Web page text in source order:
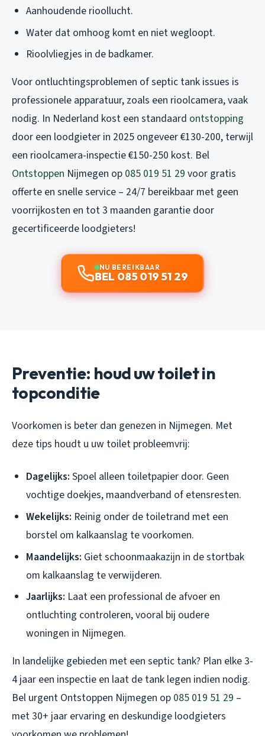
Aanhoudende rioollucht.
Water dat omhoog komt en niet wegloopt.
Rioolvliegjes in de badkamer.
Voor ontluchtingsproblemen of septic tank issues is
professionele apparatuur, zoals een rioolcamera, vaak
nodig. In Nederland kost een standaard ontstopping
door een loodgieter in 2025 ongeveer €130-200, terwijl
een rioolcamera-inspectie €150-250 kost. Bel
Ontstoppen Nijmegen op 085 019 51 29 voor gratis
offerte en snelle service – 24/7 bereikbaar met geen
voorrijkosten en tot 3 maanden garantie door
gecertificeerde loodgieters!
NU BEREIKBAAR
BEL 085 019 51 29
Preventie: houd uw toilet in
topconditie
Voorkomen is beter dan genezen in Nijmegen. Met
deze tips houdt u uw toilet probleemvrij:
Dagelijks: Spoel alleen toiletpapier door. Geen
vochtige doekjes, maandverband of etensresten.
Wekelijks: Reinig onder de toiletrand met een
borstel om kalkaanslag te voorkomen.
Maandelijks: Giet schoonmaakazijn in de stortbak
om kalkaanslag te verwijderen.
Jaarlijks: Laat een professional de afvoer en
ontluchting controleren, vooral bij oudere
woningen in Nijmegen.
In landelijke gebieden met een septic tank? Plan elke 3-
4 jaar een inspectie en laat de tank legen indien nodig.
Bel urgent Ontstoppen Nijmegen op 085 019 51 29 –
met 30+ jaar ervaring en deskundige loodgieters